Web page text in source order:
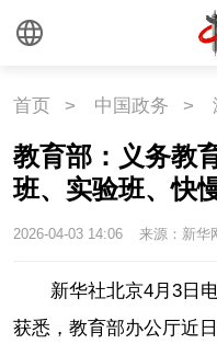
首页 > 中国政务 >
教育部：义务教
班、实验班、快
2026-04-03 14:06 来源：新华
新华社北京4月3日
获悉，教育部办公厅近